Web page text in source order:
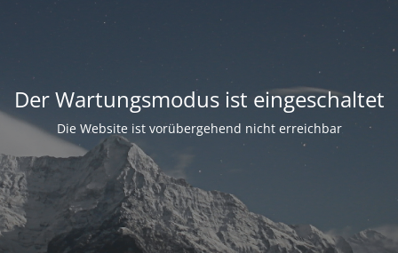
Der Wartungsmodus ist eingeschaltet
Die Website ist vorübergehend nicht erreichbar